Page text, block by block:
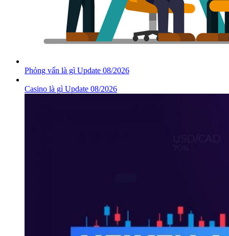
Phỏng vấn là gì Update 08/2026
Casino là gì Update 08/2026